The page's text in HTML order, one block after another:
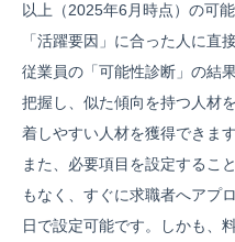
以上（2025年6月時点）の可
「活躍要因」に合った人に直
従業員の「可能性診断」の結
把握し、似た傾向を持つ人材
着しやすい人材を獲得できます
また、必要項目を設定するこ
もなく、すぐに求職者へアプ
日で設定可能です。しかも、